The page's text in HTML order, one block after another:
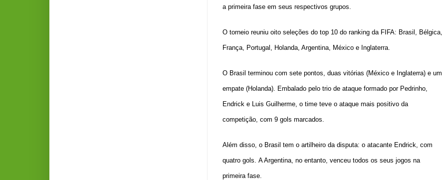
a primeira fase em seus respectivos grupos.
O torneio reuniu oito seleções do top 10 do ranking da FIFA: Brasil, Bélgica,
França, Portugal, Holanda, Argentina, México e Inglaterra.
O Brasil terminou com sete pontos, duas vitórias (México e Inglaterra) e um
empate (Holanda). Embalado pelo trio de ataque formado por Pedrinho,
Endrick e Luis Guilherme, o time teve o ataque mais positivo da
competição, com 9 gols marcados.
Além disso, o Brasil tem o artilheiro da disputa: o atacante Endrick, com
quatro gols. A Argentina, no entanto, venceu todos os seus jogos na
primeira fase.